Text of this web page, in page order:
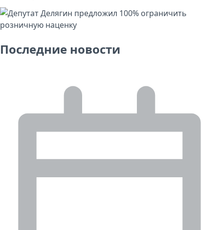
Последние новости